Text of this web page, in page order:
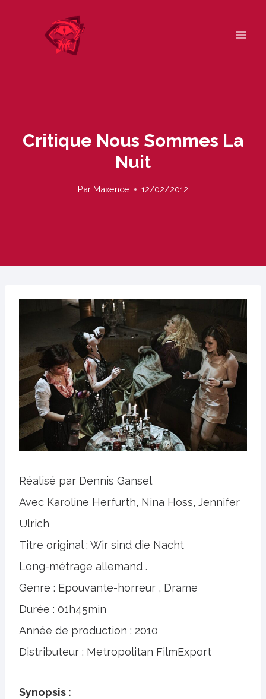
Critique Nous Sommes La
Nuit
Par Maxence 12/02/2012
Réalisé par Dennis Gansel
Avec Karoline Herfurth, Nina Hoss, Jennifer
Ulrich
Titre original : Wir sind die Nacht
Long-métrage allemand .
Genre : Epouvante-horreur , Drame
Durée : 01h45min
Année de production : 2010
Distributeur : Metropolitan FilmExport
Synopsis :